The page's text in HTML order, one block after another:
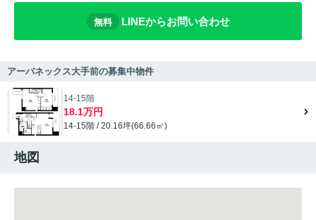
無料 LINEからお問い合わせ
アーバネックス大手前の募集中物件
14-15階
18.1万円
14-15階 / 20.16坪(66.66㎡)
地図